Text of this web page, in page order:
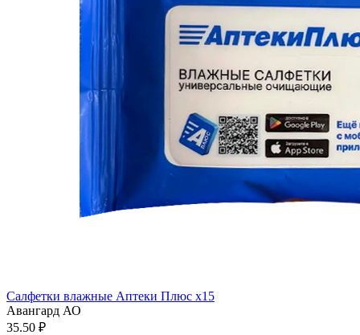
Салфетки влажные Аптеки Плюс x15
Авангард АО
35.50 ₽